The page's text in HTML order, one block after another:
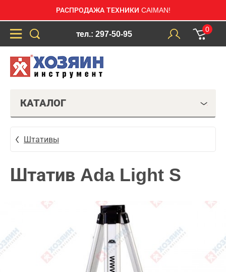
РАСПРОДАЖА ТЕХНИКИ CAIMAN!
тел.: 297-50-95
0
КАТАЛОГ
Штативы
Штатив Ada Light S